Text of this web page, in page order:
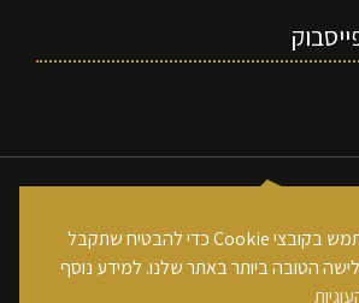
שמורות לחברת בן אלי אלשיך בע"מ
אתר זה משתמש בקובצי Cookie כדי להבטיח שתקבל
הטובה ביותר באתר שלנו. למידע נוסף